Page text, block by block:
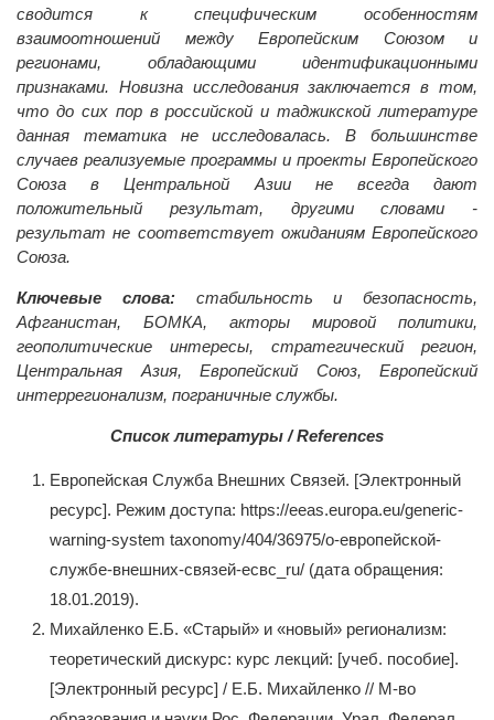
сводится к специфическим особенностям
взаимоотношений между Европейским Союзом и
регионами, обладающими идентификационными
признаками. Новизна исследования заключается в том,
что до сих пор в российской и таджикской литературе
данная тематика не исследовалась. В большинстве
случаев реализуемые программы и проекты Европейского
Союза в Центральной Азии не всегда дают
положительный результат, другими словами -
результат не соответствует ожиданиям Европейского
Союза.
Ключевые слова:стабильность и безопасность,
Афганистан, БОМКА, акторы мировой политики,
геополитические интересы, стратегический регион,
Центральная Азия, Европейский Союз, Европейский
интеррегионализм, пограничные службы.
Список литературы / References
Европейская Служба Внешних Связей. [Электронный
ресурс]. Режим доступа: https://eeas.europa.eu/generic-
warning-system taxonomy/404/36975/о-европейской-
службе-внешних-связей-есвс_ru/ (дата обращения:
18.01.2019).
Михайленко Е.Б. «Старый» и «новый» регионализм:
теоретический дискурс: курс лекций: [учеб. пособие].
[Электронный ресурс] / Е.Б. Михайленко // М-во